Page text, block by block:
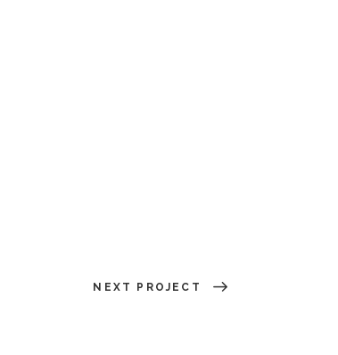
NEXT PROJECT